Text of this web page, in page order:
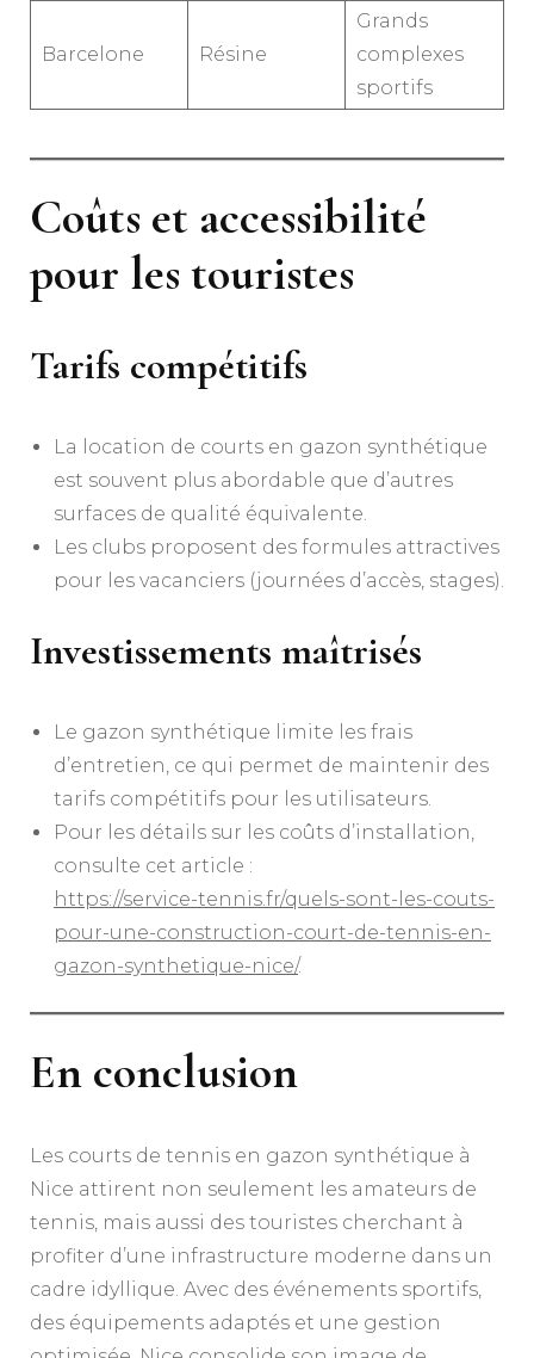
Barcelone Résine
Grands
complexes
sportifs
Coûts et accessibilité
pour les touristes
Tarifs compétitifs
La location de courts en gazon synthétique
est souvent plus abordable que d’autres
surfaces de qualité équivalente.
Les clubs proposent des formules attractives
pour les vacanciers (journées d’accès, stages).
Investissements maîtrisés
Le gazon synthétique limite les frais
d’entretien, ce qui permet de maintenir des
tarifs compétitifs pour les utilisateurs.
Pour les détails sur les coûts d’installation,
consulte cet article :
https://service-tennis.fr/quels-sont-les-couts-
pour-une-construction-court-de-tennis-en-
gazon-synthetique-nice/.
En conclusion
Les courts de tennis en gazon synthétique à
Nice attirent non seulement les amateurs de
tennis, mais aussi des touristes cherchant à
profiter d’une infrastructure moderne dans un
cadre idyllique. Avec des événements sportifs,
des équipements adaptés et une gestion